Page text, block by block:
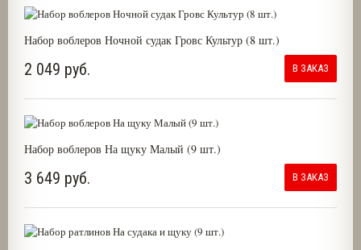
Набор воблеров Ночной судак Гровс Культур (8 шт.)
2 049 руб. В ЗАКАЗ
Набор воблеров На щуку Малый (9 шт.)
3 649 руб. В ЗАКАЗ